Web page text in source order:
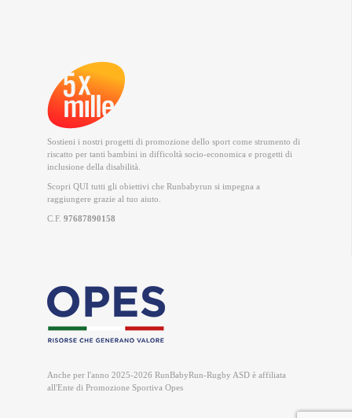
Sostieni i nostri progetti di promozione dello sport come strumento di
riscatto per tanti bambini in difficoltà socio-economica e progetti di
inclusione della disabilità.
Scopri QUI tutti gli obiettivi che Runbabyrun si impegna a
raggiungere grazie al tuo aiuto.
C.F. 97687890158
Anche per l'anno 2025-2026 RunBabyRun-Rugby ASD è affiliata
all'Ente di Promozione Sportiva Opes